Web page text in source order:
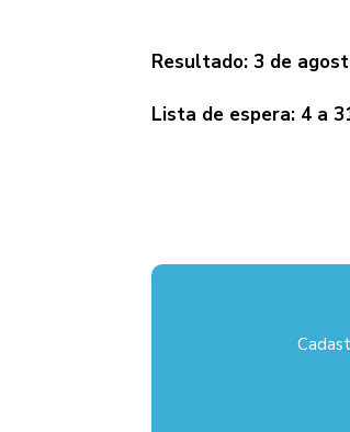
Resultado: 3 de
Lista de espera: 4 a